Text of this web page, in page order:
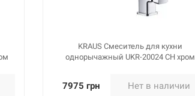
KRAUS Смеситель для кухни
однорычажный UKR-20024 CH хром
7975 грн Нет в наличии